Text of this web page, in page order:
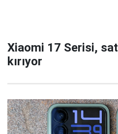
Xiaomi 17 Serisi,
kırıyor